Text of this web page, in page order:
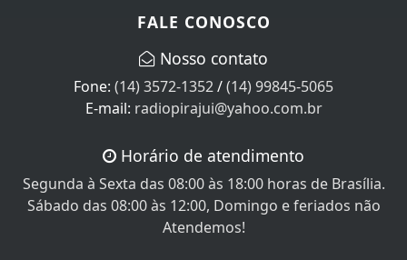
(14) 3572-1352/(14) 99845-5065
E-mail:radiopirajui@yahoo.com.br
Segunda à Sexta das 08:00 às 18:00 horas de Brasília.
Sábado das 08:00 às 12:00, Domingo e feriados não
Atendemos!